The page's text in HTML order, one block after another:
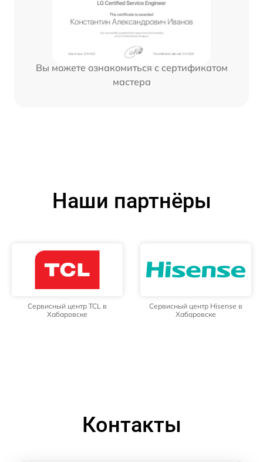
Вы можете ознакомиться с сертификатом
мастера
Наши партнёры
Сервисный центр TCL в
Хабаровске
Сервисный центр Hisense в
Хабаровске
Контакты